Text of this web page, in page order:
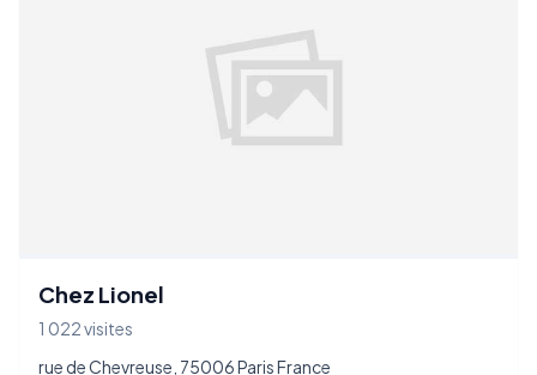
Chez Lionel
1 022 visites
rue de Chevreuse, 75006 Paris France